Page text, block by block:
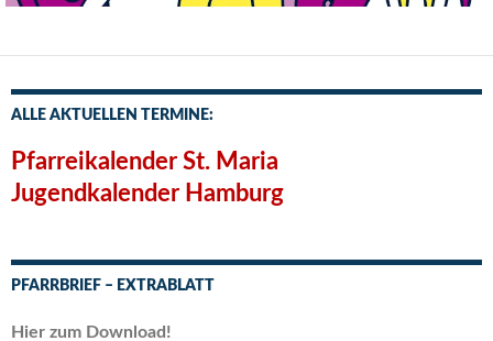
ALLE AKTUELLEN TERMINE:
Pfarreikalender St. Maria
Jugendkalender Hamburg
PFARRBRIEF – EXTRABLATT
Hier zum Download!